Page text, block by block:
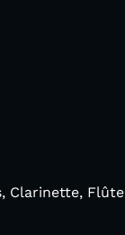
Clarinette, Flûte